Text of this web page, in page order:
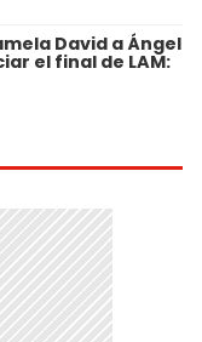
David a Ángel
el final de LAM: